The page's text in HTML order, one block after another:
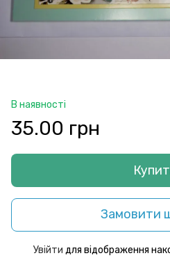
В наявності
35.00 грн
Замовити
Увійти для відображення